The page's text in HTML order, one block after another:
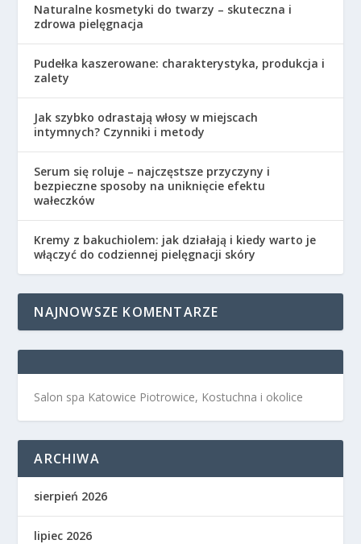
Naturalne kosmetyki do twarzy – skuteczna i
zdrowa pielęgnacja
Pudełka kaszerowane: charakterystyka, produkcja i
zalety
Jak szybko odrastają włosy w miejscach
intymnych? Czynniki i metody
Serum się roluje – najczęstsze przyczyny i
bezpieczne sposoby na uniknięcie efektu
wałeczków
Kremy z bakuchiolem: jak działają i kiedy warto je
włączyć do codziennej pielęgnacji skóry
NAJNOWSZE KOMENTARZE
Salon spa Katowice Piotrowice, Kostuchna i okolice
ARCHIWA
sierpień 2026
lipiec 2026